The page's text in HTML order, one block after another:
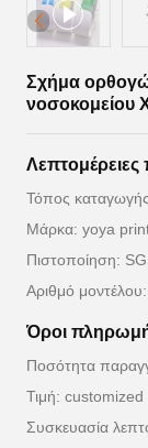
Σχήμα
νοσοκομείου
Λεπτομέρειες
Τόπος
Μάρκα: yoya
Πιστοποίηση:
Αριθμό
Όροι
Ποσότητα
Τιμή: customized
Συσκευασία